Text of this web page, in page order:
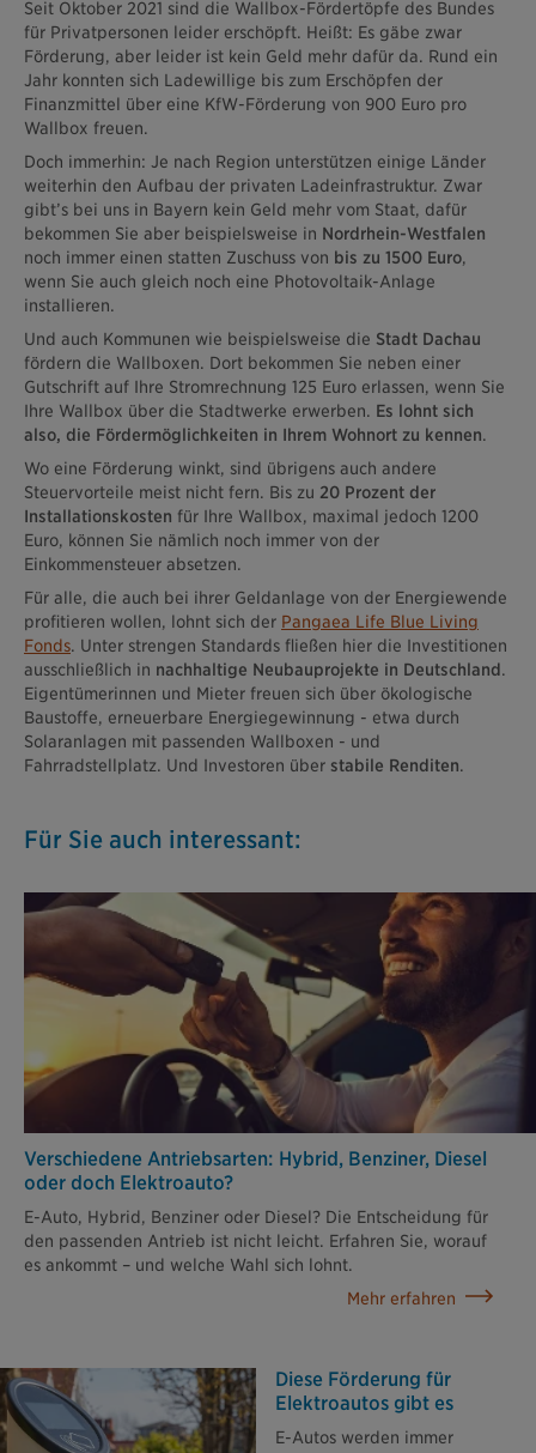
Seit Oktober 2021 sind die Wallbox-Fördertöpfe des Bundes
für Privatpersonen leider erschöpft. Heißt: Es gäbe zwar
Förderung, aber leider ist kein Geld mehr dafür da. Rund ein
Jahr konnten sich Ladewillige bis zum Erschöpfen der
Finanzmittel über eine KfW-Förderung von 900 Euro pro
Wallbox freuen.
Doch immerhin: Je nach Region unterstützen einige Länder
weiterhin den Aufbau der privaten Ladeinfrastruktur. Zwar
gibt’s bei uns in Bayern kein Geld mehr vom Staat, dafür
bekommen Sie aber beispielsweise in Nordrhein-Westfalen
noch immer einen statten Zuschuss von bis zu 1500 Euro,
wenn Sie auch gleich noch eine Photovoltaik-Anlage
installieren.
Und auch Kommunen wie beispielsweise die Stadt Dachau
fördern die Wallboxen. Dort bekommen Sie neben einer
Gutschrift auf Ihre Stromrechnung 125 Euro erlassen, wenn Sie
Ihre Wallbox über die Stadtwerke erwerben. Es lohnt sich
also, die Fördermöglichkeiten in Ihrem Wohnort zu kennen.
Wo eine Förderung winkt, sind übrigens auch andere
Steuervorteile meist nicht fern. Bis zu 20 Prozent der
Installationskosten für Ihre Wallbox, maximal jedoch 1200
Euro, können Sie nämlich noch immer von der
Einkommensteuer absetzen.
Für alle, die auch bei ihrer Geldanlage von der Energiewende
profitieren wollen, lohnt sich der Pangaea Life Blue Living
Fonds. Unter strengen Standards fließen hier die Investitionen
ausschließlich in nachhaltige Neubauprojekte in Deutschland.
Eigentümerinnen und Mieter freuen sich über ökologische
Baustoffe, erneuerbare Energiegewinnung - etwa durch
Solaranlagen mit passenden Wallboxen - und
Fahrradstellplatz. Und Investoren über stabile Renditen.
Für Sie auch interessant:
Verschiedene Antriebsarten: Hybrid, Benziner, Diesel
oder doch Elektroauto?
E-Auto, Hybrid, Benziner oder Diesel? Die Entscheidung für
den passenden Antrieb ist nicht leicht. Erfahren Sie, worauf
es ankommt – und welche Wahl sich lohnt.
Mehr erfahren
Diese Förderung für
Elektroautos gibt es
E-Autos werden immer